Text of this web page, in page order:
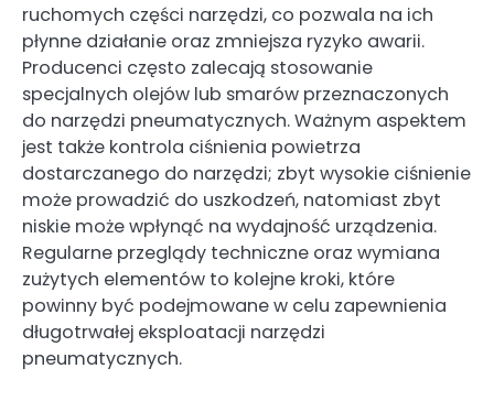
ruchomych części narzędzi, co pozwala na ich
płynne działanie oraz zmniejsza ryzyko awarii.
Producenci często zalecają stosowanie
specjalnych olejów lub smarów przeznaczonych
do narzędzi pneumatycznych. Ważnym aspektem
jest także kontrola ciśnienia powietrza
dostarczanego do narzędzi; zbyt wysokie ciśnienie
może prowadzić do uszkodzeń, natomiast zbyt
niskie może wpłynąć na wydajność urządzenia.
Regularne przeglądy techniczne oraz wymiana
zużytych elementów to kolejne kroki, które
powinny być podejmowane w celu zapewnienia
długotrwałej eksploatacji narzędzi
pneumatycznych.